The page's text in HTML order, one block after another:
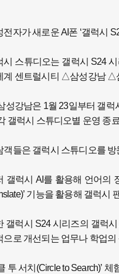
전자가 새로운 AI폰 ‘갤럭시
시 스튜디오는 갤럭시 S24
계 센트럴시티 △삼성강남 △
성강남은 1월 23일부터 갤럭
갤럭시 스튜디오별 운영 종
객들은 갤럭시 스튜디오를
갤럭시 AI를 활용해 언어의
기능을 활용해 갤럭시
갤럭시 S24 시리즈의 갤럭
으로 개선되는 업무나 학업
투 서치(Circle to Search)’